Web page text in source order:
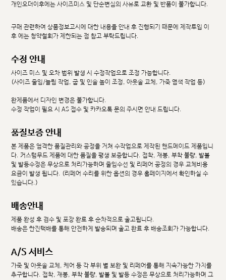
개인오더이후에는 사이즈미스 및 단순변심의 사유로 교환 및 반품이 불가합니다.
구매 관련하여 상품정보고시에 대한 내용을 안내 후 진행되기 때문에 제작투입 이
후 에는 청약철회가 제한되는 점 참고 부탁드립니다.
수정 안내
사이즈 미스 및 오차 범위 발생 시 수정작업으로 조정 가능합니다.
(사이즈 줄임/늘림 작업, 굽 및 인솔 높이 조정, 아웃솔 교체, 가죽 염색 작업 등)
완제품에서 디자인 변경은 불가합니다.
수정 작업이 필요 시 AS 접수 및 카카오톡 문의 주시면 안내 드립니다.
품질보증 안내
본 제품은 엄격한 품질관리와 공정을 거쳐 수작업으로 제작된 핸드메이드 제품입니
다. 커스텀무드 제품에 대한 품질을 평생 보증합니다. 접착, 재봉, 부착 불량, 발볼
및 발등수정은 무상으로 처리가능하며 줄임수선 및 리페어 공정의 경우 교체비용
요금이 발생 됩니다. (리페어 수리를 위한 옵션의 경우 홈페이지에서 확인하실 수
있습니다.)
배송안내
제품 완성 후 검수 및 포장 완료 후 순차적으로 출고됩니다.
배송은 한진택배를 통해 안전하게 발송되며 출고 완료 후 배송조회가 가능합니다.
A/S 서비스
가죽 및 아웃솔 교체, 케어 등 각 부위 별 보완 및 리페어를 통해 지속가능한 가치를
추구합니다. 접착, 재봉, 부착 불량, 발볼 및 발등 수정은 무상으로 처리가능하며 그